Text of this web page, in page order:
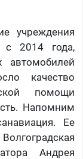
учреждения
с 2014 года,
качество
помощи
Напомним
Ее
Андрея